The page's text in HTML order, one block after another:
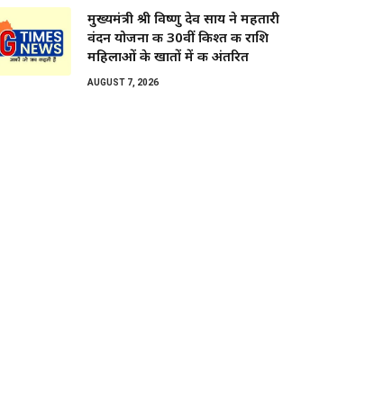
मुख्यमंत्री श्री विष्णु देव साय ने महतारी
वंदन योजना की 30वीं किश्त की राशि
महिलाओं के खातों में की अंतरित
AUGUST 7, 2026